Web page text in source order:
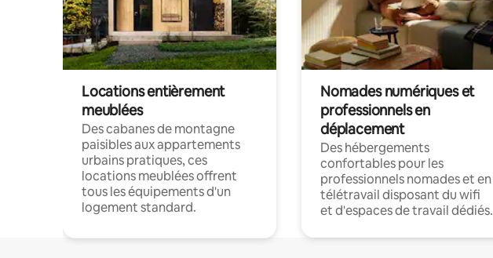
Locations entièrement
meublées
Des cabanes de montagne
paisibles aux appartements
urbains pratiques, ces
locations meublées offrent
tous les équipements d'un
logement standard.
Nomades numériques et
professionnels en
déplacement
Des hébergements
confortables pour les
professionnels nomades et en
télétravail disposant du wifi
et d'espaces de travail dédiés.